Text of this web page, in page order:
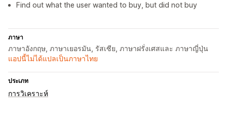
Find out what the user wanted to buy, but did not buy
ภาษา
ภาษาอังกฤษ, ภาษาเยอรมัน, รัสเซีย, ภาษาฝรั่งเศสและ ภาษาญี่ปุ่น
แอปนี้ไม่ได้แปลเป็นภาษาไทย
ประเภท
การวิเคราะห์